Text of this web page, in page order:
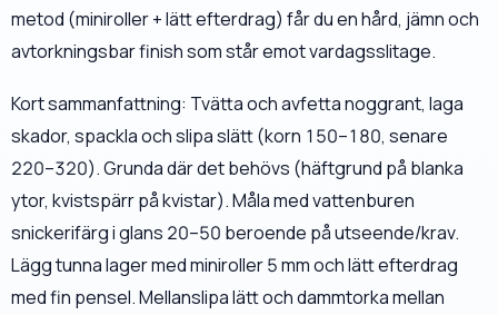
metod (miniroller + lätt efterdrag) får du en hård, jämn och
avtorkningsbar finish som står emot vardagsslitage.
Kort sammanfattning: Tvätta och avfetta noggrant, laga
skador, spackla och slipa slätt (korn 150–180, senare
220–320). Grunda där det behövs (häftgrund på blanka
ytor, kvistspärr på kvistar). Måla med vattenburen
snickerifärg i glans 20–50 beroende på utseende/krav.
Lägg tunna lager med miniroller 5 mm och lätt efterdrag
med fin pensel. Mellanslipa lätt och dammtorka mellan